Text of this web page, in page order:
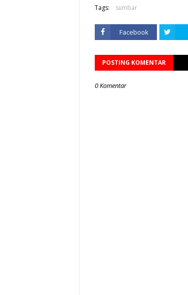
Tags: sumbar
Facebook
POSTING KOMENTAR
0 Komentar